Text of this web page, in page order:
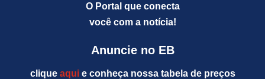
O Portal que conecta
você com a notícia!
Anuncie no EB
clique aquie conheça nossa tabela de preços